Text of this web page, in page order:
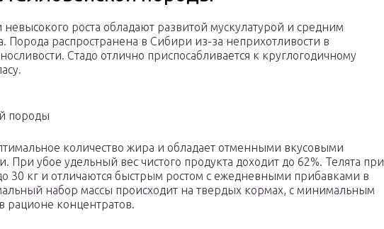
роста обладают развитой мускулатурой и средним
Порода распространена в Сибири из-за неприхотливости в
Стадо отлично приспосабливается к круглогодичному
породы
количество жира и обладает отменными вкусовыми
При убое удельный вес чистого продукта доходит до 62%. Телята при
30 кг и отличаются быстрым ростом с ежедневными прибавками в
набор массы происходит на твердых кормах, с минимальным
рационе концентратов.